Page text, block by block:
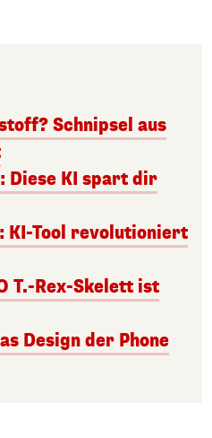
Schnipsel aus
Diese KI spart dir
KI-Tool revolutioniert
T.-Rex-Skelett ist
Design der Phone